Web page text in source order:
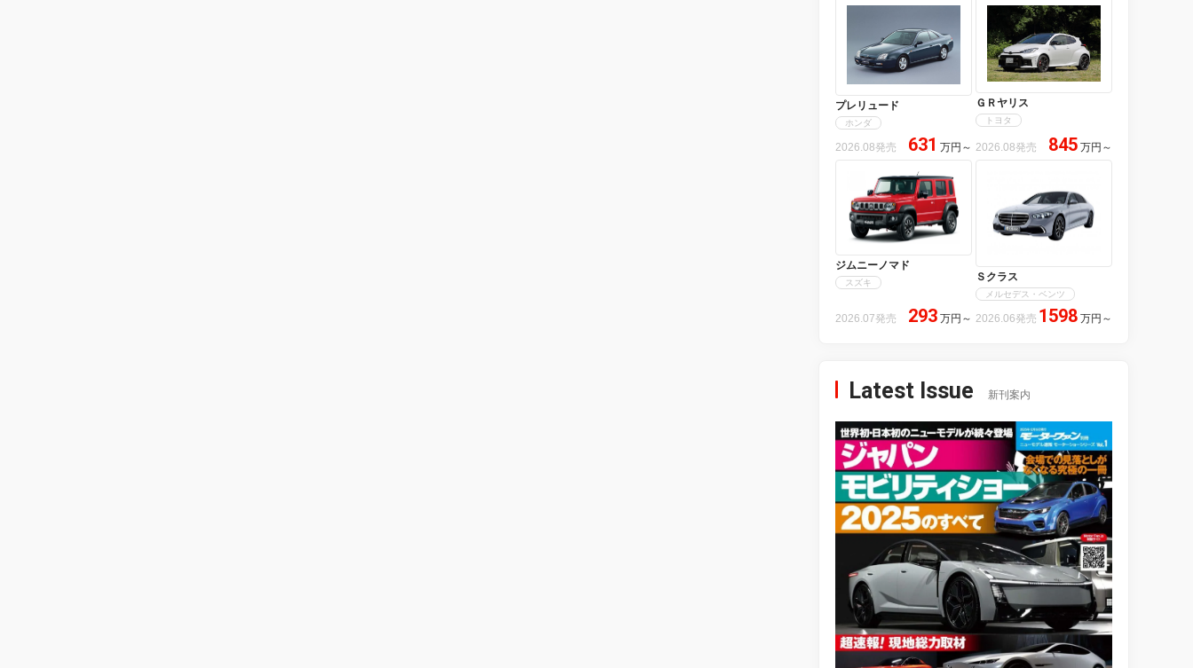
プレリュード
ホンダ
2026.08発売 631 万円 ～
ＧＲヤリス
トヨタ
2026.08発売 845 万円 ～
ジムニーノマド
スズキ
2026.07発売 293 万円 ～
Ｓクラス
メルセデス・ベンツ
2026.06発売 1598 万円 ～
Latest Issue 新刊案内